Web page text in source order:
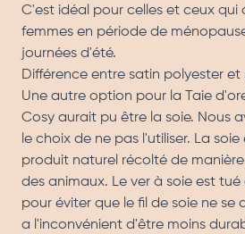
C'est idéal pour celles et ceux qui
femmes en période de
journées d'été.
Différence entre satin polyester et
Une autre option pour la Taie
Cosy aurait pu être la soie. Nous
le choix de ne pas l'utiliser. La
produit naturel récolté de
des animaux. Le ver à soie est
pour éviter que le fil de soie ne se
a l'inconvénient d'être moins